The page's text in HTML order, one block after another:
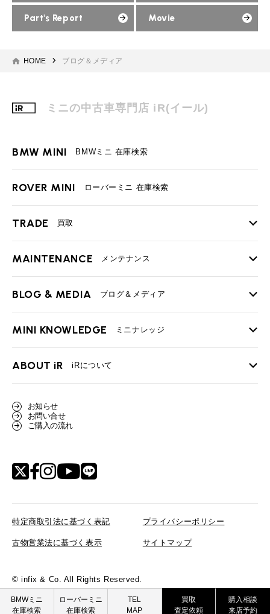
Part's Report Movie
HOME ブログ＆メディア
ミニの中古車専門店 iR(イール)
BMW MINI BMWミニ 在庫検索
ROVER MINI ローバーミニ 在庫検索
TRADE 買取
TOP
必要書類
BMWミニ買取査定依頼
ローバーミニ買取査定依頼
MAINTENANCE メンテナンス
TOP
最近の修理実績
BLOG & MEDIA ブログ＆メディア
TOP
User's Voice 購入者様の声
Part's Report
MINI KNOWLEDGE ミニナレッジ
TOP
ローバーミニナレッジ
ABOUT iR iRについて
スタッフ紹介
リクルート
お知らせ
お問い合せ
ご購入の流れ
特定商取引法に基づく表記 プライバシーポリシー
古物営業法に基づく表示 サイトマップ
© infix & Co. All Rights Reserved.
BMWミニ
在庫検索
ローバーミニ
在庫検索
TEL
MAP
買取
査定依頼
購入相談
来店予約
ROVER MINI